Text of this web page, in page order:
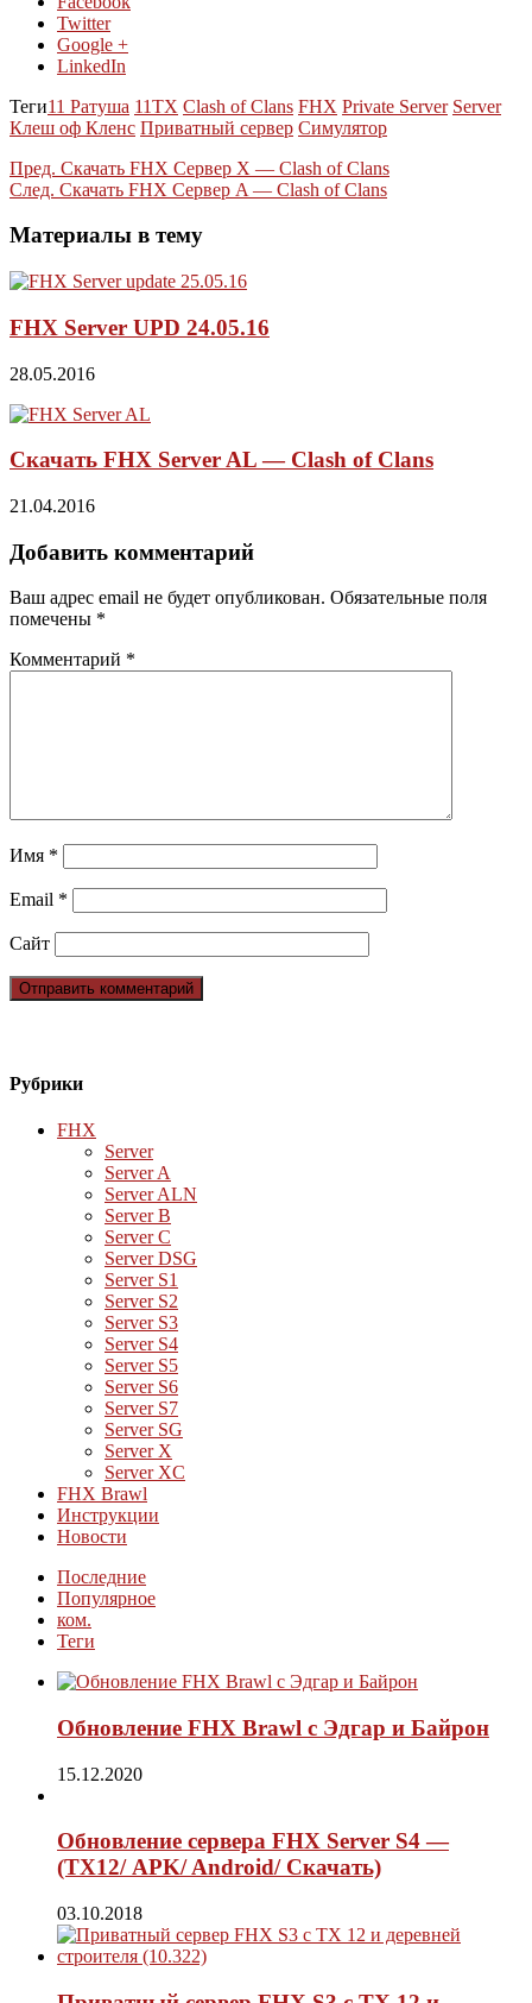
Twitter
Google +
LinkedIn
Теги11 Ратуша 11ТХ Clash of Clans FHX Private Server Server
Клеш оф Кленс Приватный сервер Симулятор
Пред. Скачать FHX Сервер X — Clash of Clans
След. Скачать FHX Сервер A — Clash of Clans
Материалы в тему
FHX Server UPD 24.05.16
28.05.2016
Скачать FHX Server AL — Clash of Clans
21.04.2016
Добавить комментарий
Ваш адрес email не будет опубликован. Обязательные поля
помечены *
Комментарий *
Имя *
Email *
Сайт
Рубрики
FHX
Server
Server A
Server ALN
Server B
Server C
Server DSG
Server S1
Server S2
Server S3
Server S4
Server S5
Server S6
Server S7
Server SG
Server X
Server XC
FHX Brawl
Инструкции
Новости
Последние
Популярное
ком.
Теги
Обновление FHX Brawl с Эдгар и Байрон
15.12.2020
Обновление сервера FHX Server S4 —
(ТХ12/ APK/ Android/ Скачать)
03.10.2018